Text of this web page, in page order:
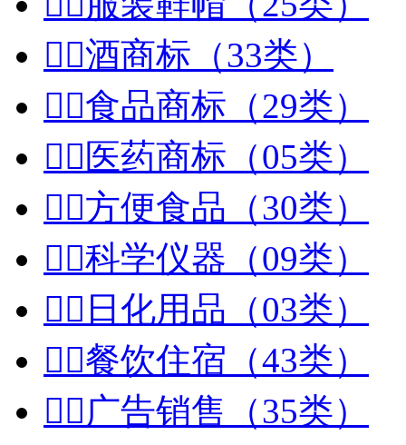
酒商标（33类）
食品商标（29类）
医药商标（05类）
方便食品（30类）
科学仪器（09类）
 日化用品（03类）
餐饮住宿（43类）
广告销售（35类）